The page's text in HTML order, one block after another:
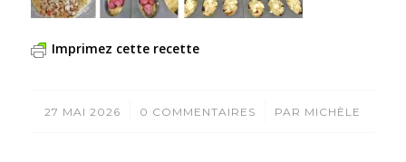
Imprimez cette recette
27 MAI 2026
/ 0 COMMENTAIRES
/ PAR MICHÈLE